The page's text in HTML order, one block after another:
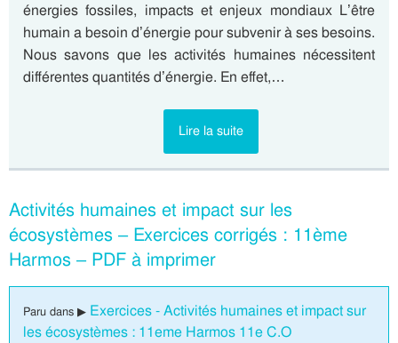
énergies fossiles, impacts et enjeux mondiaux L’être
humain a besoin d’énergie pour subvenir à ses besoins.
Nous savons que les activités humaines nécessitent
différentes quantités d’énergie. En effet,…
Lire la suite
Activités humaines et impact sur les
écosystèmes – Exercices corrigés : 11ème
Harmos – PDF à imprimer
Paru dans ▶ Exercices - Activités humaines et impact sur
les écosystèmes : 11eme Harmos 11e C.O